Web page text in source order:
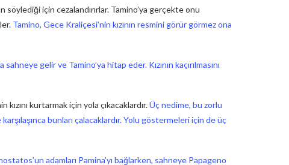
için cezalandırırlar. Tamino’ya gerçekte onu
Tamino, Gece Kraliçesi’nin kızının resmini görür görmez ona
gelir ve Tamino’ya hitap eder. Kızının kaçırılmasını
kurtarmak için yola çıkacaklardır.Üç nedime, bu zorlu
bunları çalacaklardır. Yolu göstermeleri için de üç
adamları Pamina’yı bağlarken, sahneye Papageno